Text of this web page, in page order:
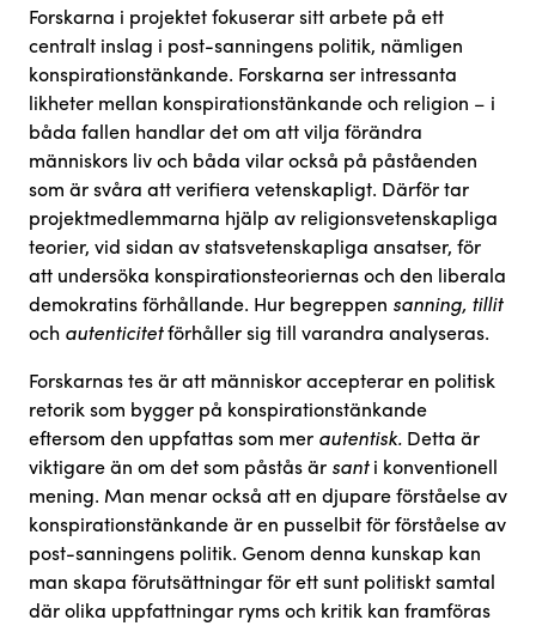
Forskarna i projektet fokuserar sitt arbete på ett
centralt inslag i post-sanningens politik, nämligen
konspirationstänkande. Forskarna ser intressanta
likheter mellan konspirationstänkande och religion – i
båda fallen handlar det om att vilja förändra
människors liv och båda vilar också på påståenden
som är svåra att verifiera vetenskapligt. Därför tar
projektmedlemmarna hjälp av religionsvetenskapliga
teorier, vid sidan av statsvetenskapliga ansatser, för
att undersöka konspirationsteoriernas och den liberala
demokratins förhållande. Hur begreppen sanning, tillit
och autenticitetförhåller sig till varandra analyseras.
Forskarnas tes är att människor accepterar en politisk
retorik som bygger på konspirationstänkande
eftersom den uppfattas som mer autentisk. Detta är
viktigare än om det som påstås är santi konventionell
mening. Man menar också att en djupare förståelse av
konspirationstänkande är en pusselbit för förståelse av
post-sanningens politik. Genom denna kunskap kan
man skapa förutsättningar för ett sunt politiskt samtal
där olika uppfattningar ryms och kritik kan framföras